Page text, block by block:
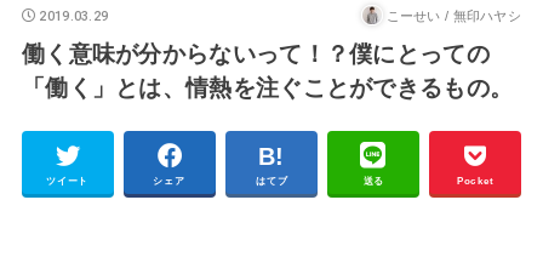
2019.03.29 こーせい / 無印ハヤシ
働く意味が分からないって！？僕にとっての
「働く」とは、情熱を注ぐことができるもの。
ツイート シェア はてブ 送る Pocket